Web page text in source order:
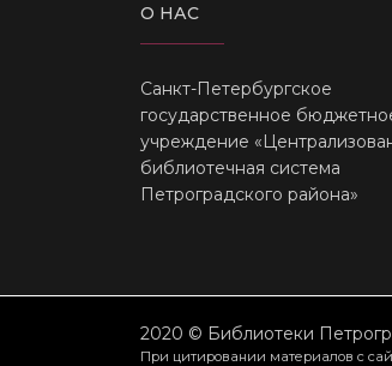
О НАС
Санкт-Петербургское
государственное
учреждение
библиотечная система
Петроградского района»
2020 © Библиотеки
При цитировании материалов с